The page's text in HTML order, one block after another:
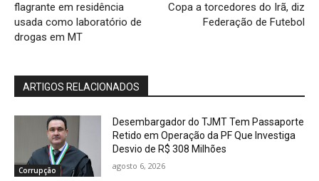
flagrante em residência
usada como laboratório de
drogas em MT
Copa a torcedores do Irã, diz
Federação de Futebol
ARTIGOS RELACIONADOS
Corrupção
Desembargador do TJMT Tem Passaporte
Retido em Operação da PF Que Investiga
Desvio de R$ 308 Milhões
agosto 6, 2026